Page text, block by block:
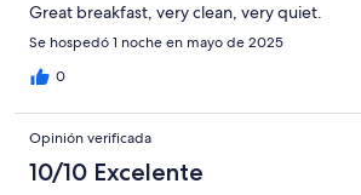
Great breakfast, very clean, very quiet.
Se hospedó 1 noche en mayo de 2025
0
Opinión verificada
10/10 Excelente